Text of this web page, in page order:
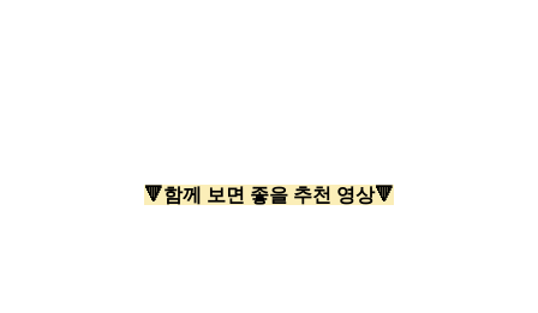
🔻함께 보면 좋을 추천 영상🔻